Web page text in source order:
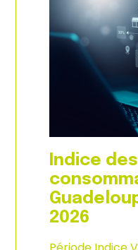
Indice
2026